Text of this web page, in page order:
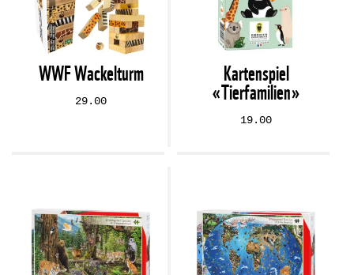
WWF Wackelturm
29.00
Kartenspiel
«Tierfamilien»
19.00